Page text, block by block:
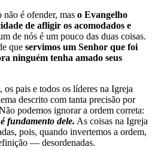
é ofender, mas o Evangelho
de afligir os acomodados e
de nós é um pouco das duas coisas.
que servimos um Senhor que foi
ninguém tenha amado seus
pais e todos os líderes na Igreja
descrito com tanta precisão por
podemos ignorar a ordem correta:
fundamento dele. As coisas na Igreja
pois, quando invertemos a ordem,
— desordenadas.